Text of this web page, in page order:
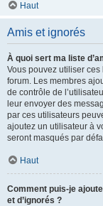
Haut
Amis et ignorés
À quoi sert ma liste
Vous pouvez utiliser ces
forum. Les membres
de contrôle de
leur envoyer des
par ces utilisateurs
ajoutez un utilisateur à
seront masqués par
Haut
Comment puis-je
et d’ignorés ?